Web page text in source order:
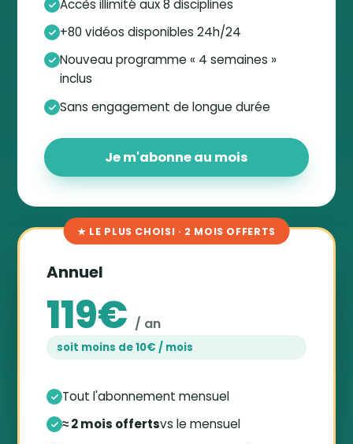
Accès illimité aux 8 disciplines
+80 vidéos disponibles 24h/24
Nouveau programme « 4 semaines »
inclus
Sans engagement de longue durée
Je m'abonne au mois
★ LE PLUS CHOISI · 2 MOIS OFFERTS
Annuel
119€ / an
soit moins de 10€ / mois
Tout l'abonnement mensuel
≈ 2 mois offertsvs le mensuel